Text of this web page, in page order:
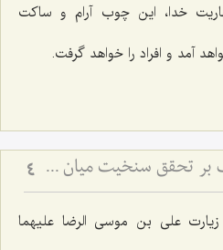
خدا، این چوب آرام و ساکت
آمد و افراد را خواهد گرفت.
معرفت پروردگار متوقف بر تحقق سنخیت میان عبد و رب 4
زیارت علی بن موسی الرضا علیهما